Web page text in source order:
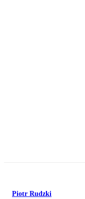
Piotr Rudzki